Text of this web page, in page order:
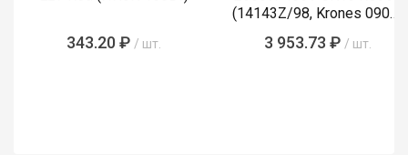
343.20 ₽ / шт.
(14143Z/98, Krones 0900-
3 953.73 ₽ / шт.